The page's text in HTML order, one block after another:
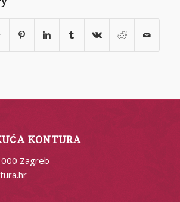
KONTURA
Zagreb